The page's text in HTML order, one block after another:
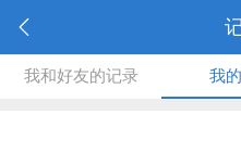
我和好友的记录 我